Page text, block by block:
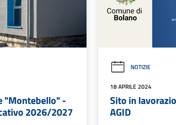
"Montebello" -
2026/2027
NOTIZIE
18 APRILE 2024
Sito in
AGID